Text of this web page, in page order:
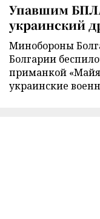
Упавшим
украинский
Минобороны
Болгарии
приманкой
украинские